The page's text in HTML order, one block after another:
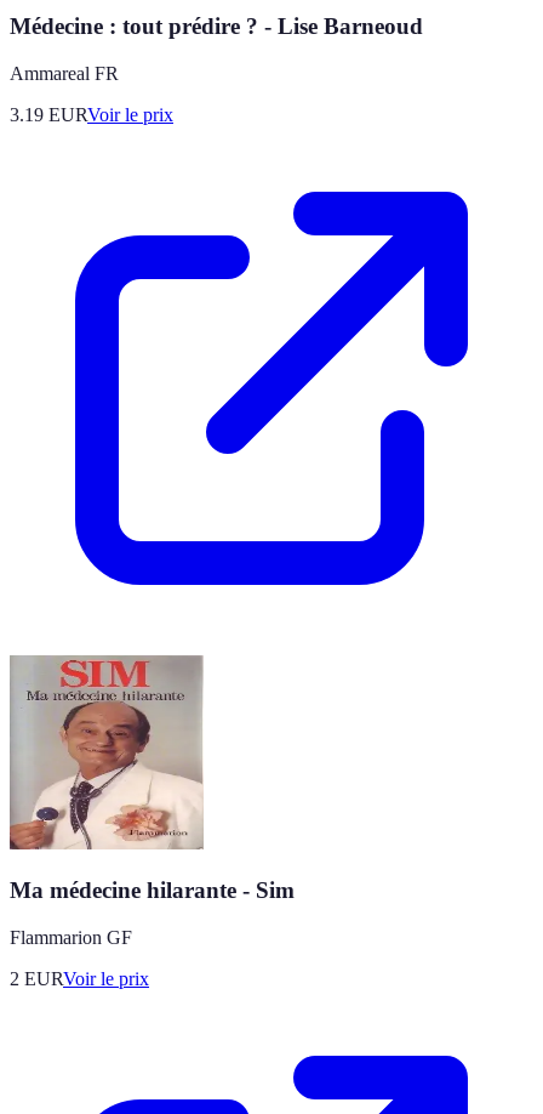
Médecine : tout prédire ? - Lise Barneoud
Ammareal FR
3.19 EURVoir le prix
Ma médecine hilarante - Sim
Flammarion GF
2 EURVoir le prix